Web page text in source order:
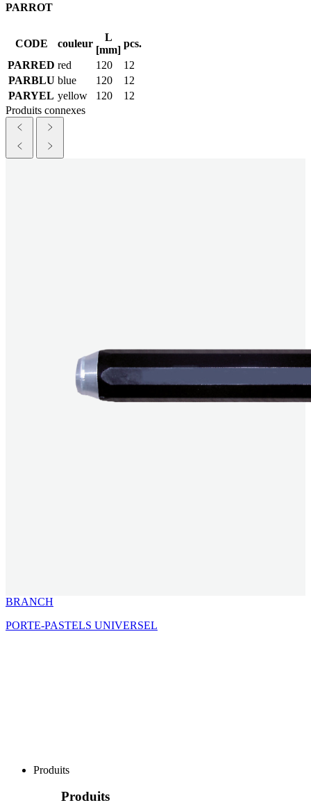
PARROT
CODE couleur
L
[mm]
pcs.
PARRED red 120
12
PARBLU blue 120
12
PARYEL yellow 120
12
Produits connexes
BRANCH
PORTE-PASTELS UNIVERSEL
Produits
Produits